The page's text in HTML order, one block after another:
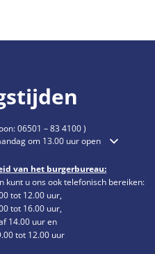
06501 – 83 4100)
te verbergen
om 13.00 uur open
van het burgerbureau:
kunt u ons ook telefonisch bereiken:
tot 12.00 uur,
tot 16.00 uur,
14.00 uur en
tot 12.00 uur